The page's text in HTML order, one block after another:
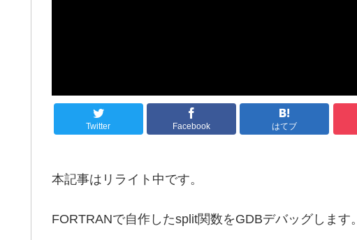
Twitter Facebook はてブ
本記事はリライト中です。
FORTRANで自作したsplit関数をGDBデバッグします。